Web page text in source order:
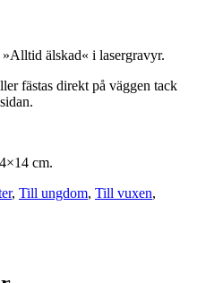
älskad« i lasergravyr.
fästas direkt på väggen tack
cm.
, Till ungdom, Till vuxen,